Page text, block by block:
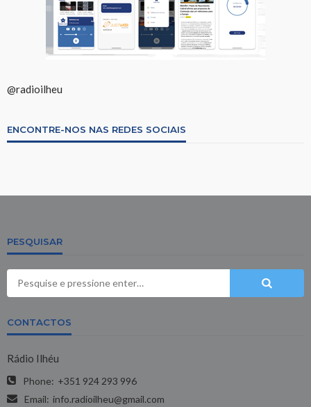
@radioilheu
ENCONTRE-NOS NAS REDES SOCIAIS
PESQUISAR
CONTACTOS
Rádio Ilhéu
Phone: +351 924 293 996
Email: info.radioilheu@gmail.com